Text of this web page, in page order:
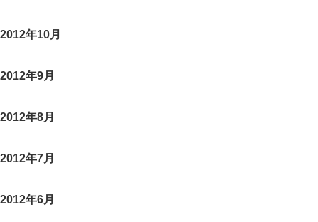
2012年10月
2012年9月
2012年8月
2012年7月
2012年6月